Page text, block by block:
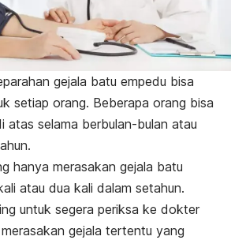
gejala batu empedu bisa
setiap orang. Beberapa orang bisa
atas selama berbulan-bulan atau
hanya merasakan gejala batu
atau dua kali dalam setahun.
untuk segera periksa ke dokter
gejala tertentu yang